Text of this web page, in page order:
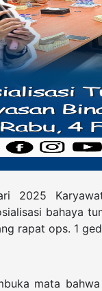
2025
bahaya
rapat ops. 1
mata